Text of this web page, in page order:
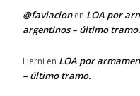
@faviacionen LOA por
argentinos – último tramo.
Herni en LOA por
– último tramo.